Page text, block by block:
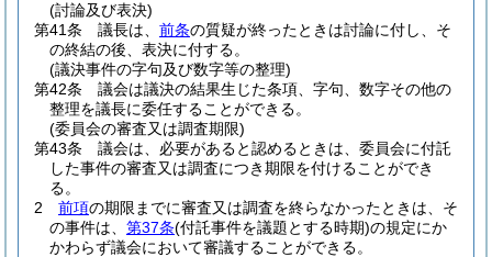
(討論及び表決)
第41条
議長は、 前条の質疑が終ったときは討論に付し、そ
の終結の後、表決に付する。
(議決事件の字句及び数字等の整理)
第42条
議会は議決の結果生じた条項、字句、数字その他の
整理を議長に委任することができる。
(委員会の審査又は調査期限)
第43条
議会は、必要があると認めるときは、委員会に付託
した事件の審査又は調査につき期限を付けることができ
る。
2
前項の期限までに審査又は調査を終らなかったときは、そ
の事件は、 第37条(付託事件を議題とする時期)の規定にか
かわらず議会において審議することができる。